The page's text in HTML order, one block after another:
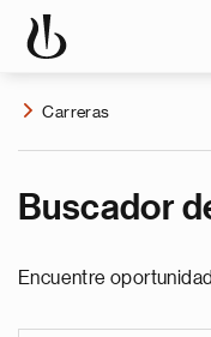
Carreras
Buscador
Encuentre